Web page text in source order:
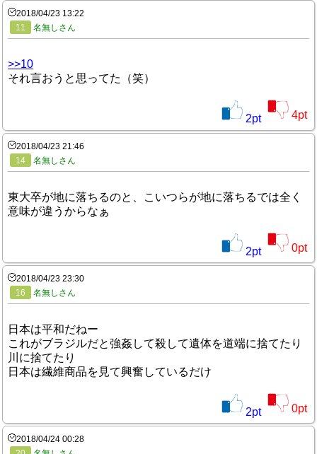
2018/04/23 13:22
11
名無しさん
>>10
それ言おうと思ってた（笑）
2pt 4pt
2018/04/23 21:46
14
名無しさん
東大卒が地に落ちるのと、こいつらが地に落ちるでは全く
意味が違うからなぁ
2pt 0pt
2018/04/23 23:30
16
名無しさん
日本は平和だねー
これがブラジルだと強姦して殺して遺体を道端に捨てたり
川に捨てたり
日本は繊維商品を見て興奮しているだけ
2pt 0pt
2018/04/24 00:28